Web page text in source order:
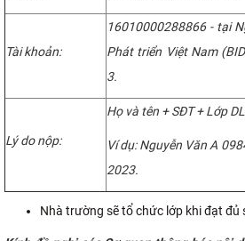
Tài khoản:
16010000288866 - tại
Phát triển Việt Nam
3.
Lý do nộp:
Họ và tên + SĐT + Lớp
Ví dụ: Nguyễn Văn A
2023.
Nhà trường sẽ tổ chức lớp khi đạt đủ